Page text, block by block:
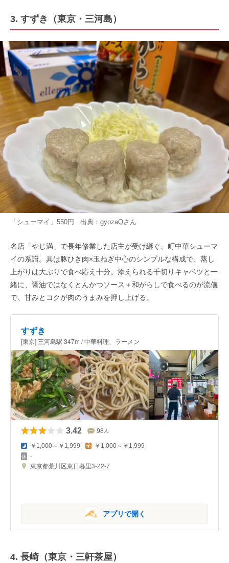
3. すずき（東京・三河島）
「シューマイ」550円 出典： gyozaQさん
名店「やじ満」で長年修業した店主が受け継ぐ、町中華シューマ
イの系譜。具は豚ひき肉×玉ねぎ中心のシンプルな構成で、蒸し
上がりは大ぶりで食べ応え十分。添えられる千切りキャベツと一
緒に、醤油ではなくとんかつソース＋和がらしで食べるのが流儀
で、甘みとコクが肉のうまみを押し上げる。
すずき
[東京] 三河島駅 347m / 中華料理、ラーメン
3.42 98 人
￥1,000～￥1,999 ￥1,000～￥1,999
-
東京都荒川区東日暮里3-22-7
アプリで開く
4. 長崎（東京・三軒茶屋）